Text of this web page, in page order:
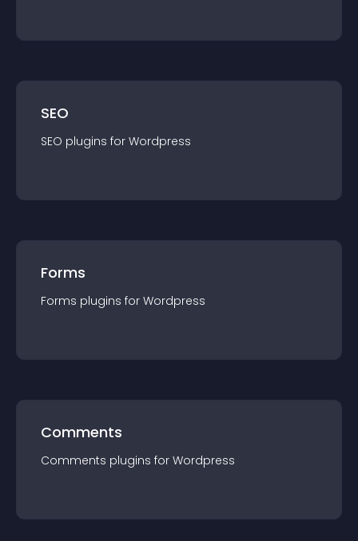
SEO
SEO plugins for Wordpress
Forms
Forms plugins for Wordpress
Comments
Comments plugins for Wordpress